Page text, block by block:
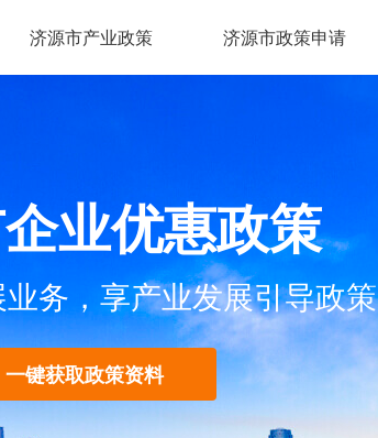
济源市产业政策 济源市政策申请
业优惠政策
务，享产业发展引导政策
一键获取政策资料